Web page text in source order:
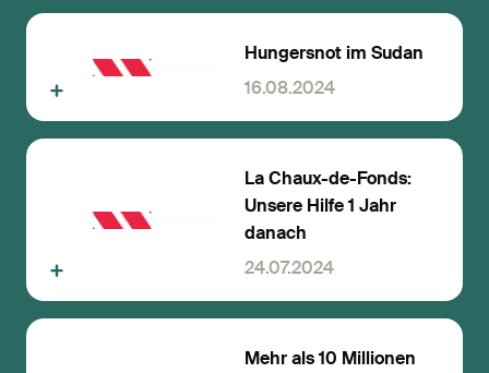
Hungersnot im Sudan
16.08.2024
La Chaux-de-Fonds:
Unsere Hilfe 1 Jahr
danach
24.07.2024
Mehr als 10 Millionen